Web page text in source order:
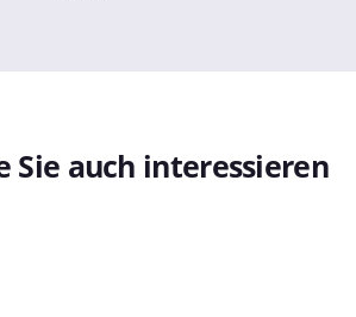
Sie auch interessieren